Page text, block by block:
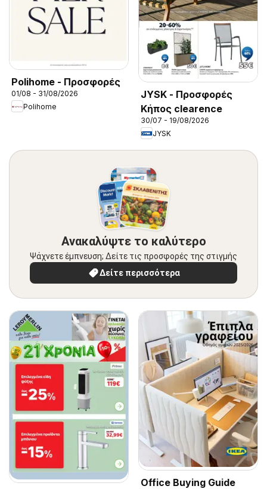
Polihome - Προσφορές
01/08 - 31/08/2026
Polihome
JYSK - Προσφορές
Κήπος clearence
30/07 - 19/08/2026
JYSK
Ανακαλύψτε το καλύτερο
Ψάχνετε έμπνευση; Δείτε τις προσφορές της στιγμής
Δείτε περισσότερα
Office Buying Guide